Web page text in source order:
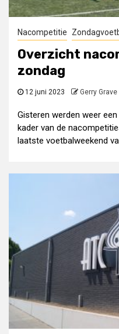
Nacompetitie
Overzicht
zondag
12 juni 2023 Gerry Grave
Gisteren werden weer
kader van de
laatste voetbalweekend